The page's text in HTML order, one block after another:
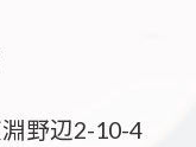
野辺2-10-4